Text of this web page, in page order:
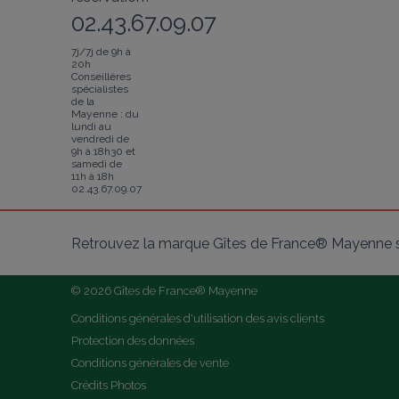
02.43.67.09.07
7j/7j de 9h à
20h
Conseillères
spécialistes
de la
Mayenne : du
lundi au
vendredi de
9h à 18h30 et
samedi de
11h à 18h
02.43.67.09.07
Retrouvez la marque Gîtes de France® Mayenne
© 2026 Gîtes de France® Mayenne
Conditions générales d'utilisation des avis clients
Protection des données
Conditions générales de vente
Crédits Photos